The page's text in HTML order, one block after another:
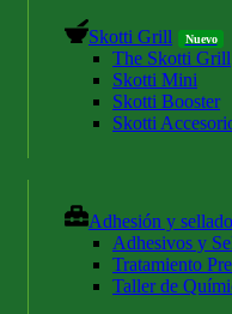
Skotti Grill Nuevo
The Skotti Grill
Skotti Mini
Skotti Booster
Skotti
Adhesión y sellado
Adhesivos y
Tratamiento
Taller de